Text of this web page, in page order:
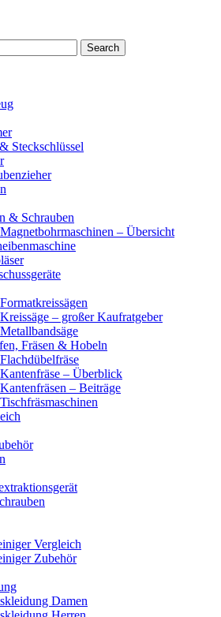
Search
Steckschlüssel
& Schrauben
Magnetbohrmaschinen – Übersicht
Formatkreissägen
Kreissäge – großer Kaufratgeber
Metallbandsäge
Fräsen & Hobeln
Flachdübelfräse
Kantenfräse – Überblick
Kantenfräsen – Beiträge
Tischfräsmaschinen
Vergleich
Zubehör
Damen